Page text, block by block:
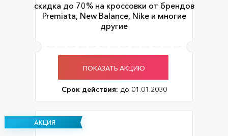
скидка до 70% на кроссовки от брендов
Premiata, New Balance, Nike и многие
другие
ПОКАЗАТЬ АКЦИЮ
Срок действия: до 01.01.2030
АКЦИЯ